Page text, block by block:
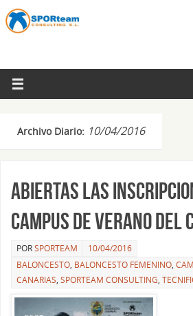
Archivo Diario: 10/04/2016
Abiertas las
Campus de Verano del
PORSPORTEAM
10/04/2016
BALONCESTO, BALONCESTO FEMENINO,
CANARIAS, SPORTEAM CONSULTING,